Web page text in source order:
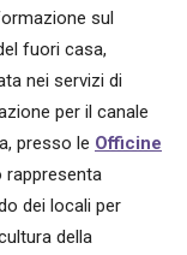
sul
fuori casa,
nei servizi di
per il canale
presso le Officine
rappresenta
dei locali per
della